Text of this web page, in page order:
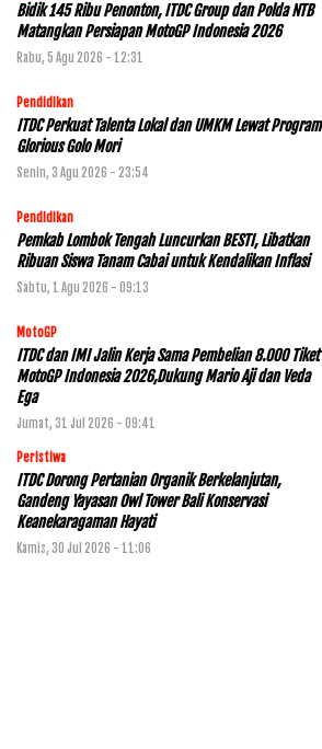
Bidik 145 Ribu Penonton, ITDC Group dan Polda NTB
Matangkan Persiapan MotoGP Indonesia 2026
Rabu, 5 Agu 2026 - 12:31
Pendidikan
ITDC Perkuat Talenta Lokal dan UMKM Lewat Program
Glorious Golo Mori
Senin, 3 Agu 2026 - 23:54
Pendidikan
Pemkab Lombok Tengah Luncurkan BESTI, Libatkan
Ribuan Siswa Tanam Cabai untuk Kendalikan Inflasi
Sabtu, 1 Agu 2026 - 09:13
MotoGP
ITDC dan IMI Jalin Kerja Sama Pembelian 8.000 Tiket
MotoGP Indonesia 2026,Dukung Mario Aji dan Veda
Ega
Jumat, 31 Jul 2026 - 09:41
Peristiwa
ITDC Dorong Pertanian Organik Berkelanjutan,
Gandeng Yayasan Owl Tower Bali Konservasi
Keanekaragaman Hayati
Kamis, 30 Jul 2026 - 11:06